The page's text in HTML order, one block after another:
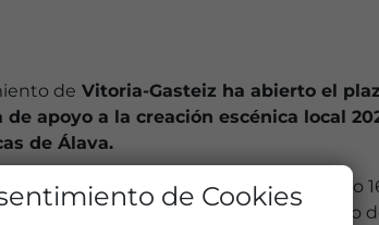
de Vitoria-Gasteiz ha abierto el
apoyo a la creación escénica local
de Álava.
de Cultura y Educación el pasado
Municipal de Teatros
con el objetivo
de Cookies